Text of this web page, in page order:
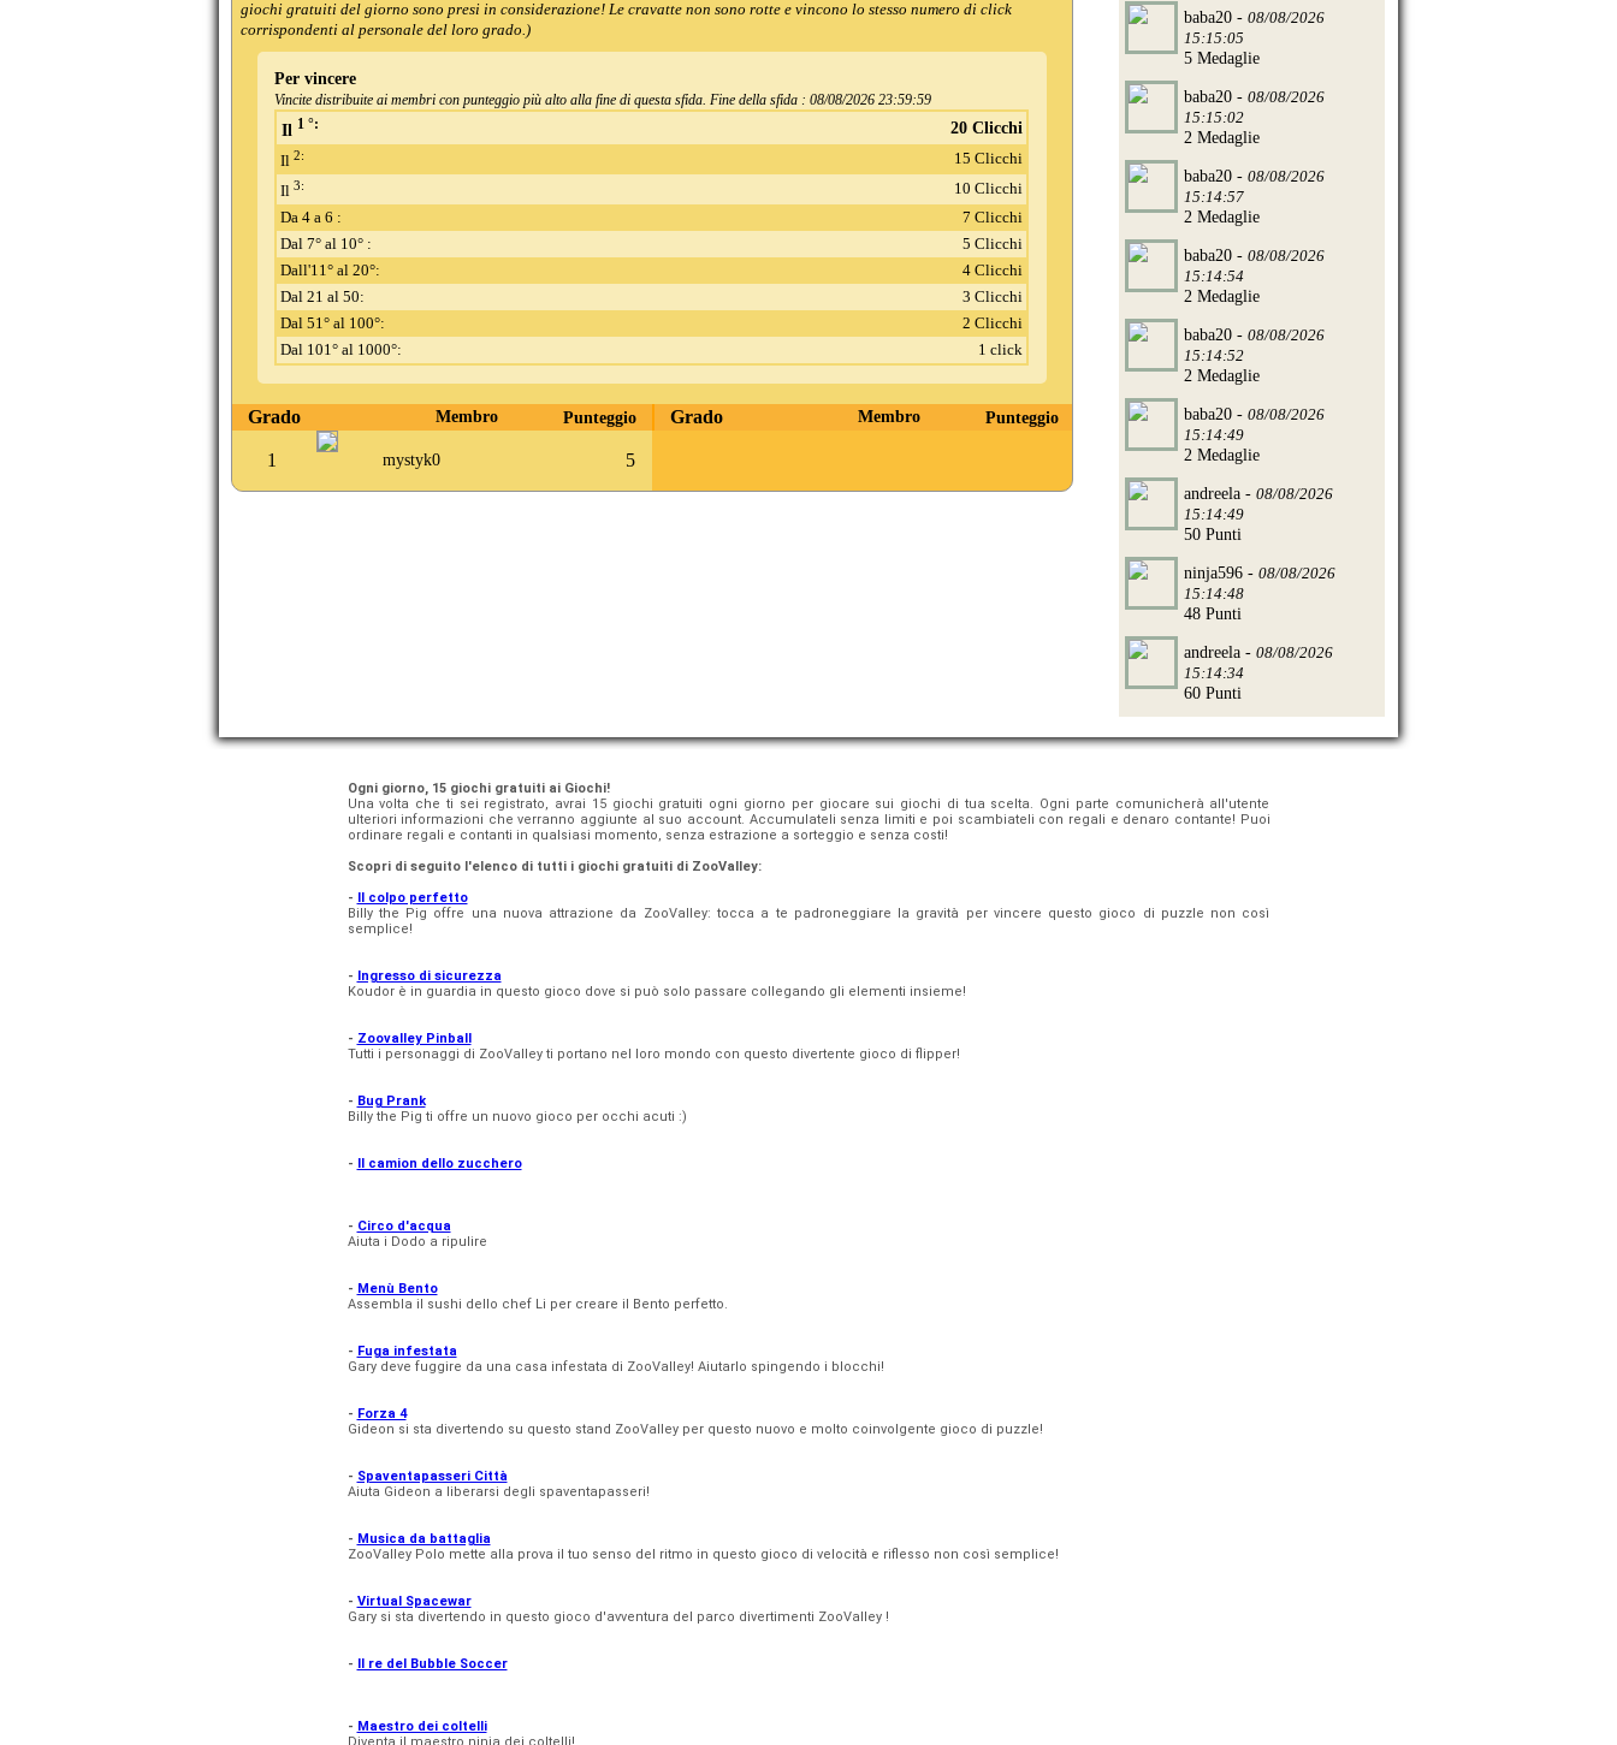
giochi gratuiti del giorno sono presi in considerazione! Le cravatte non sono rotte e vincono lo stesso numero di click
corrispondenti al personale del loro grado.)
Per vincere
Vincite distribuite ai membri con punteggio più alto alla fine di questa sfida. Fine della sfida :08/08/2026 23:59:59
Il 1 °: 20 Clicchi
Il2:
15 Clicchi
Il3:
10 Clicchi
Da 4 a 6 :
7 Clicchi
Dal 7° al 10° :
5 Clicchi
Dall'11° al 20°:
4 Clicchi
Dal 21 al 50:
3 Clicchi
Dal 51° al 100°:
2 Clicchi
Dal 101° al 1000°:
1 click
Grado Membro Punteggio Grado Membro Punteggio
1 mystyk0 5
baba20 - 08/08/2026
15:15:05
5 Medaglie
baba20 - 08/08/2026
15:15:02
2 Medaglie
baba20 - 08/08/2026
15:14:57
2 Medaglie
baba20 - 08/08/2026
15:14:54
2 Medaglie
baba20 - 08/08/2026
15:14:52
2 Medaglie
baba20 - 08/08/2026
15:14:49
2 Medaglie
andreela - 08/08/2026
15:14:49
50 Punti
ninja596 - 08/08/2026
15:14:48
48 Punti
andreela - 08/08/2026
15:14:34
60 Punti
Ogni giorno, 15 giochi gratuiti ai Giochi!
Una volta che ti sei registrato, avrai 15 giochi gratuiti ogni giorno per giocare sui giochi di tua scelta. Ogni parte comunicherà all'utente
ulteriori informazioni che verranno aggiunte al suo account. Accumulateli senza limiti e poi scambiateli con regali e denaro contante! Puoi
ordinare regali e contanti in qualsiasi momento, senza estrazione a sorteggio e senza costi!
Scopri di seguito l'elenco di tutti i giochi gratuiti di ZooValley:
-
Il colpo perfetto
Billy the Pig offre una nuova attrazione da ZooValley: tocca a te padroneggiare la gravità per vincere questo gioco di puzzle non così
semplice!
-
Ingresso di sicurezza
Koudor è in guardia in questo gioco dove si può solo passare collegando gli elementi insieme!
- Zoovalley Pinball
Tutti i personaggi di ZooValley ti portano nel loro mondo con questo divertente gioco di flipper!
- Bug Prank
Billy the Pig ti offre un nuovo gioco per occhi acuti :)
- Il camion dello zucchero
- Circo d'acqua
Aiuta i Dodo a ripulire
- Menù Bento
Assembla il sushi dello chef Li per creare il Bento perfetto.
- Fuga infestata
Gary deve fuggire da una casa infestata di ZooValley! Aiutarlo spingendo i blocchi!
- Forza 4
Gideon si sta divertendo su questo stand ZooValley per questo nuovo e molto coinvolgente gioco di puzzle!
- Spaventapasseri Città
Aiuta Gideon a liberarsi degli spaventapasseri!
- Musica da battaglia
ZooValley Polo mette alla prova il tuo senso del ritmo in questo gioco di velocità e riflesso non così semplice!
- Virtual Spacewar
Gary si sta divertendo in questo gioco d'avventura del parco divertimenti ZooValley !
- Il re del Bubble Soccer
- Maestro dei coltelli